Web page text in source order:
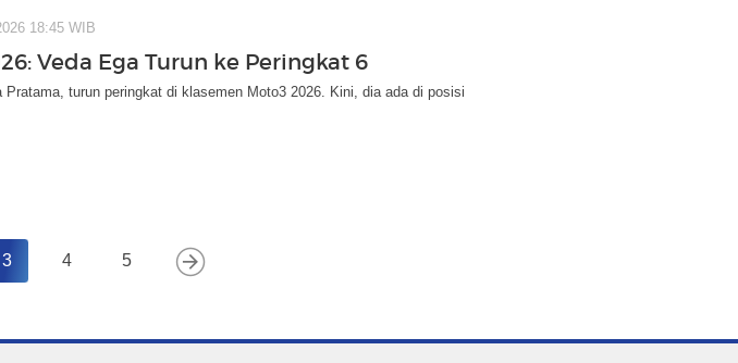
18:45 WIB
Veda Ega Turun ke Peringkat 6
Pratama, turun peringkat di klasemen Moto3 2026. Kini, dia ada di posisi
3 4 5